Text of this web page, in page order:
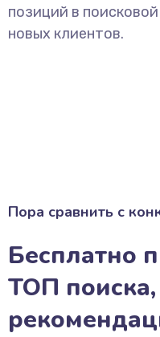
позиций в
новых клиентов.
Пора сравнить с
Бесплатно
ТОП